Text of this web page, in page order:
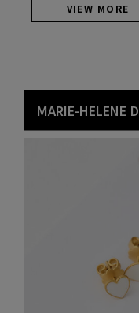
VIEW MORE
MARIE-HELENE D